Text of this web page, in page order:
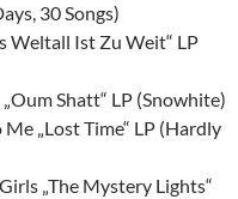
30 Songs)
Weltall Ist Zu Weit“ LP
Shatt“ LP (Snowhite)
„Lost Time“ LP (Hardly
„The Mystery Lights“